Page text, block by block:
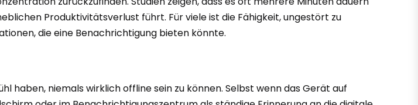
Produktivitätsverlust führt. Für viele ist die Fähigkeit, ungestört zu
die eine Benachrichtigung bieten könnte.
haben, niemals wirklich offline sein zu können. Selbst wenn das Gerät auf